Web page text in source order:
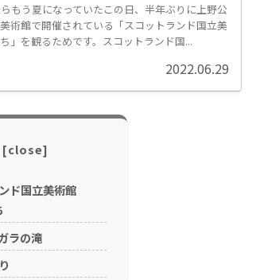
もう夏になっていたこの日、半年ぶりに上野公
術館で開催されている「スコットランド国立美
」を観るためです。スコットランド国...
2022.06.29
ド国立美術館
ラの滝